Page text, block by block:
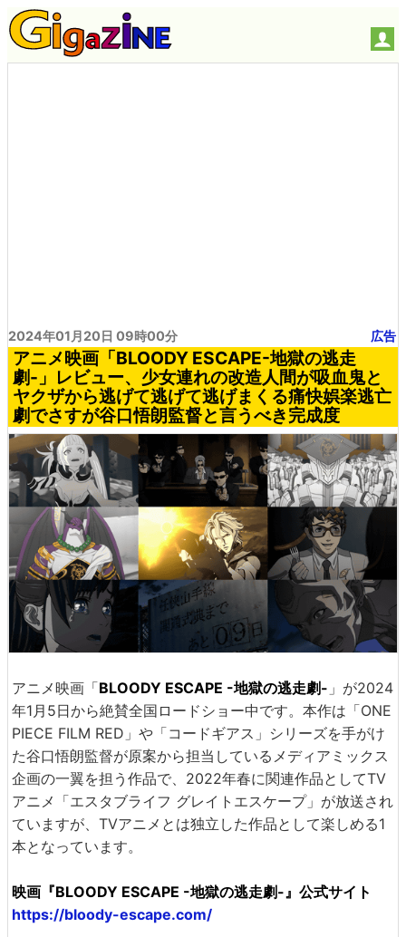
2024年01月20日 09時00分 広告
アニメ映画「BLOODY ESCAPE-地獄の逃走
劇-」レビュー、少女連れの改造人間が吸血鬼と
ヤクザから逃げて逃げて逃げまくる痛快娯楽逃亡
劇でさすが谷口悟朗監督と言うべき完成度
アニメ映画「BLOODY ESCAPE -地獄の逃走劇- 」が2024
年1月5日から絶賛全国ロードショー中です。本作は「ONE
PIECE FILM RED」や「コードギアス」シリーズを手がけ
た谷口悟朗監督が原案から担当しているメディアミックス
企画の一翼を担う作品で、2022年春に関連作品としてTV
アニメ「エスタブライフ グレイトエスケープ」が放送され
ていますが、TVアニメとは独立した作品として楽しめる1
本となっています。
映画『BLOODY ESCAPE -地獄の逃走劇-』公式サイト
https://bloody-escape.com/